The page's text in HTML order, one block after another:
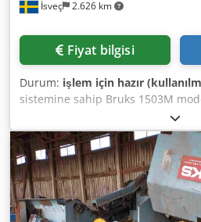
İsveç 2.626 km
Fiyat bilgisi
Durum: işlem için hazır
sistemine sahip Bruks 1503M
makinesi, Bruks BS3 model yonga
Elektrik motoru gücü 55 kW'tır.
marş motoru dahildir. Bu
fabrikası atıkları ve küçük çaplı
uygundur. Djdpszrd T Nefx
kadar hazır yonga üretimi
açıklığı, genişliği 440 mm,